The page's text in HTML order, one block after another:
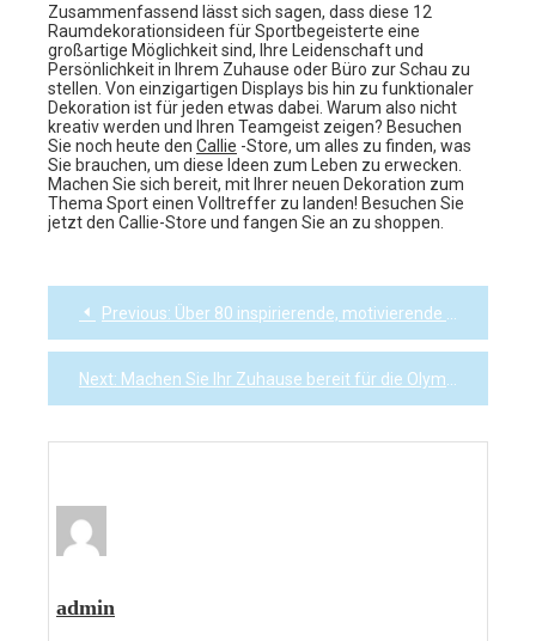
Zusammenfassend lässt sich sagen, dass diese 12
Raumdekorationsideen für Sportbegeisterte eine
großartige Möglichkeit sind, Ihre Leidenschaft und
Persönlichkeit in Ihrem Zuhause oder Büro zur Schau zu
stellen. Von einzigartigen Displays bis hin zu funktionaler
Dekoration ist für jeden etwas dabei. Warum also nicht
kreativ werden und Ihren Teamgeist zeigen? Besuchen
Sie noch heute den Callie -Store, um alles zu finden, was
Sie brauchen, um diese Ideen zum Leben zu erwecken.
Machen Sie sich bereit, mit Ihrer neuen Dekoration zum
Thema Sport einen Volltreffer zu landen! Besuchen Sie
jetzt den Callie-Store und fangen Sie an zu shoppen.
Post
navigation
Previous: Über 80 inspirierende, motivierende und berühmte Zitate aus Sportspielen
Next: Machen Sie Ihr Zuhause bereit für die Olympischen Spiele: Dekoration, Rezepte und Ideen für Feiern
admin